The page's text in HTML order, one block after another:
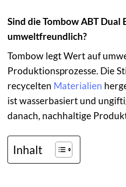
Sind die Tombow ABT Dual
umweltfreundlich?
Tombow legt Wert auf
Produktionsprozesse. Die
recycelten Materialien
ist wasserbasiert und
danach, nachhaltige
Inhalt